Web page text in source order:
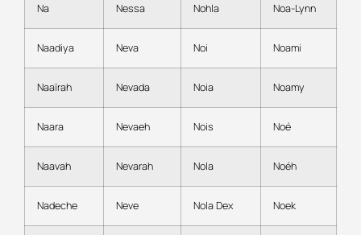
Na Nessa Nohla Noa-Lynn
Naadiya Neva Noi Noami
Naaïrah Nevada Noia Noamy
Naara Nevaeh Nois Noé
Naavah Nevarah Nola Noéh
Nadeche Neve Nola Dex Noek